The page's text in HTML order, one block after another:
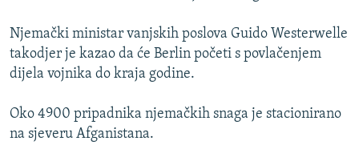
VIŠE OD NASLOVA
GENOCID U SREBRENICI
TV LIBERTY
POST SCRIPTUM
PRATITE NAS
Sve RFE/RL stranice
Njemački ministar vanjskih poslova Guido Westerwelle
takodjer je kazao da će Berlin početi s povlačenjem
dijela vojnika do kraja godine.
Oko 4900 pripadnika njemačkih snaga je stacionirano
na sjeveru Afganistana.